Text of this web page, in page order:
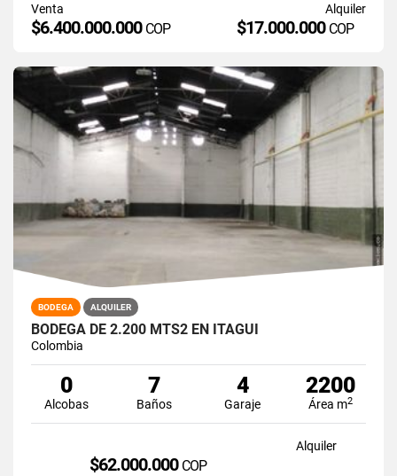
Venta
$6.400.000.000 COP
Alquiler
$17.000.000 COP
BODEGA ALQUILER
BODEGA DE 2.200 MTS2 EN ITAGUI
Colombia
0
Alcobas
7
Baños
4
Garaje
2200
Área m2
Alquiler
$62.000.000 COP